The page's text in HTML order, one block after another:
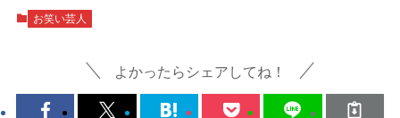
お笑い芸人
よかったらシェアしてね！